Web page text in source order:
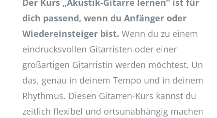
Der Kurs „Akustik-Gitarre lernen“ ist für
dich passend, wenn du Anfänger oder
Wiedereinsteiger bist. Wenn du zu einem
eindrucksvollen Gitarristen oder einer
großartigen Gitarristin werden möchtest. Und
das, genau in deinem Tempo und in deinem
Rhythmus. Diesen Gitarren-Kurs kannst du
zeitlich flexibel und ortsunabhängig machen.